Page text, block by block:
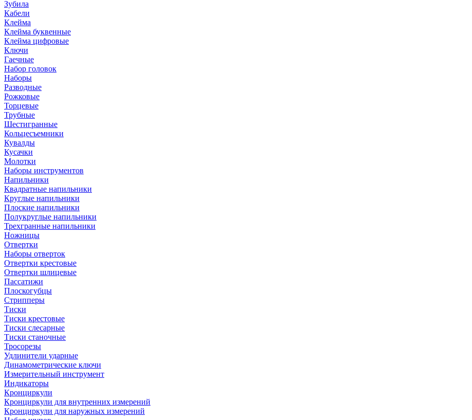
Зубила
Кабели
Клейма
Клейма буквенные
Клейма цифровые
Ключи
Гаечные
Набор головок
Наборы
Разводные
Рожковые
Торцевые
Трубные
Шестигранные
Кольцесъемники
Кувалды
Кусачки
Молотки
Наборы инструментов
Напильники
Квадратные напильники
Круглые напильники
Плоские напильники
Полукруглые напильники
Трехгранные напильники
Ножницы
Отвертки
Наборы отверток
Отвертки крестовые
Отвертки шлицевые
Пассатижи
Плоскогубцы
Стрипперы
Тиски
Тиски крестовые
Тиски слесарные
Тиски станочные
Тросорезы
Удлинители ударные
Динамометрические ключи
Измерительный инструмент
Индикаторы
Кронциркули
Кронциркули для внутренних измерений
Кронциркули для наружных измерений